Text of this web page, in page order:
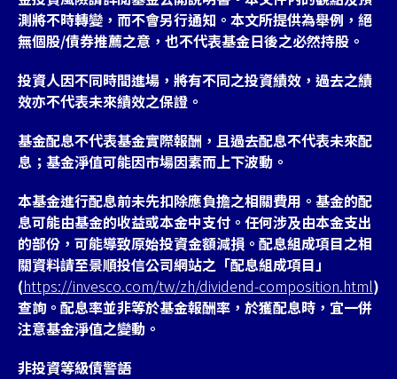
測將不時轉變，而不會另行通知。本文所提供為舉例，絕
無個股/債券推薦之意，也不代表基金日後之必然持股。
投資人因不同時間進場，將有不同之投資績效，過去之績
效亦不代表未來績效之保證。
基金配息不代表基金實際報酬，且過去配息不代表未來配
息；基金淨值可能因市場因素而上下波動。
本基金進行配息前未先扣除應負擔之相關費用。基金的配
息可能由基金的收益或本金中支付。任何涉及由本金支出
的部份，可能導致原始投資金額減損。配息組成項目之相
關資料請至景順投信公司網站之「配息組成項目」
(https://invesco.com/tw/zh/dividend-composition.html)
查詢。配息率並非等於基金報酬率，於獲配息時，宜一併
注意基金淨值之變動。
非投資等級債警語